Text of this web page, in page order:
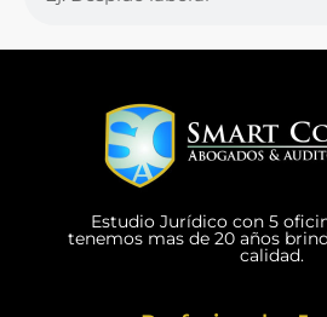
Estudio Jurídico con 5
tenemos mas de 20 años
calidad.